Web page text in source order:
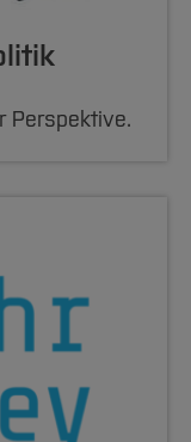
Perspektive.